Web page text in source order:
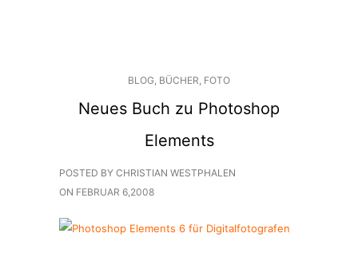
BLOG, BÜCHER, FOTO
Neues Buch zu Photoshop
Elements
POSTED BY CHRISTIAN WESTPHALEN
ON FEBRUAR 6,2008